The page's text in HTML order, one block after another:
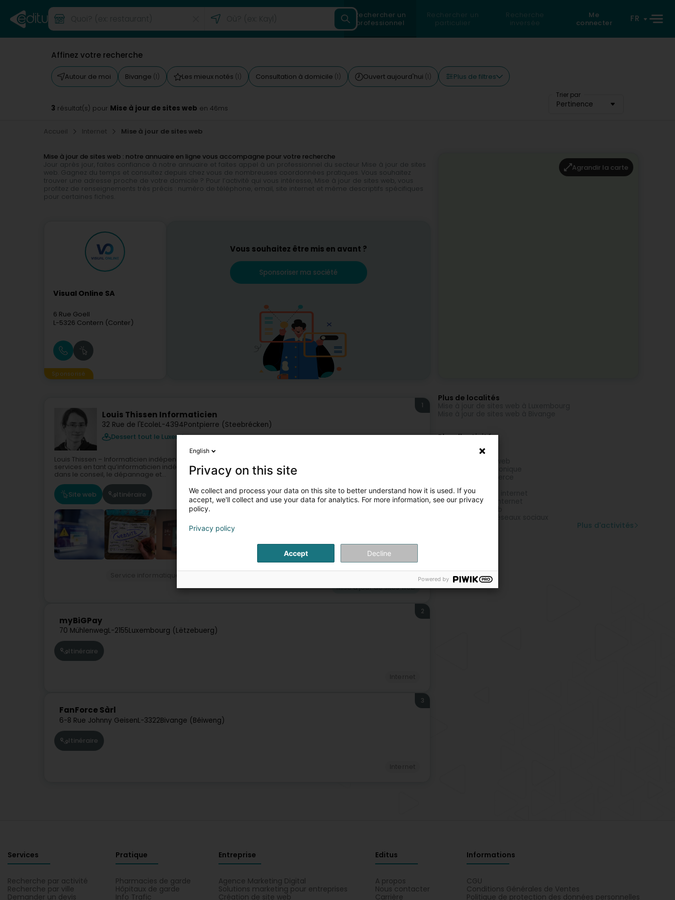
Rechercher un
professionnel
Rechercher un
particulier
Recherche
inversée
Me
connecter
FR
Affinez votre recherche
Autour de moi Bivange (1) Les mieux notés (1) Consultation à domicile (1) Ouvert aujourd'hui (1) Plus de filtres
Trier par
Pertinence
3 résultat(s) pour Mise à jour de sites web en 46ms
Accueil Internet Mise à jour de sites web
Mise à jour de sites web : notre annuaire en ligne vous accompagne pour votre recherche
Jour après jour, faites confiance à notre annuaire et faites appel à un professionnel du secteur Mise à jour de sites
web. Gagnez du temps et consultez depuis chez vous de nombreuses coordonnées pratiques. Vous souhaitez
trouver une adresse proche de votre domicile ? Pour l’activité qui vous intéresse, Mise à jour de sites web, vous
profitez de renseignements très précis : numéro de téléphone, email, site internet et même descriptifs spécifiques
pour certaines fiches.
Visual Online SA
6 Rue Goell
L-5326 Contern (Conter)
Sponsorisé
Vous souhaitez être mis en avant ?
Sponsoriser ma société
Louis Thissen Informaticien
32 Rue de l'EcoleL-4394Pontpierre (Steebrécken)
Dessert tout le Luxembourg
1
Louis Thissen – Informaticien indépendant à PontpierreInstallé à Pontpierre, Louis Thissen vous propose ses
services en tant qu’informaticien indépendant, au service des particuliers et des professionnels.Spécialisé
dans le conseil, le dépannage et...
Site web Itinéraire
Mise à jour de sites web
myBiGPay
70 MühlenwegL-2155Luxembourg (Lëtzebuerg)
2
Itinéraire
FanForce Sàrl
6-8 Rue Johnny GeisenL-3322Bivange (Béiweng)
3
Itinéraire
Agrandir la carte
Plus de localités
Plus d'activités
Provider internet
Portail internet
Promotion de site internet
Développement internet
Plus d'activités
Services
Recherche par activité
Recherche par ville
Demander un devis
Pratique
Pharmacies de garde
Hôpitaux de garde
Info Trafic
Entreprise
Agence Marketing Digital
Solutions marketing pour entreprises
Création de site web
Editus
A propos
Nous contacter
Carrière
Informations
CGU
Conditions Générales de Ventes
Politique de protection des données personnelles
English
Privacy on this site
We collect and process your data on this site to better understand how it is used. If you
accept, we'll collect and use your data for analytics. For more information, see our privacy
policy.
Privacy policy
Accept Decline
Powered by